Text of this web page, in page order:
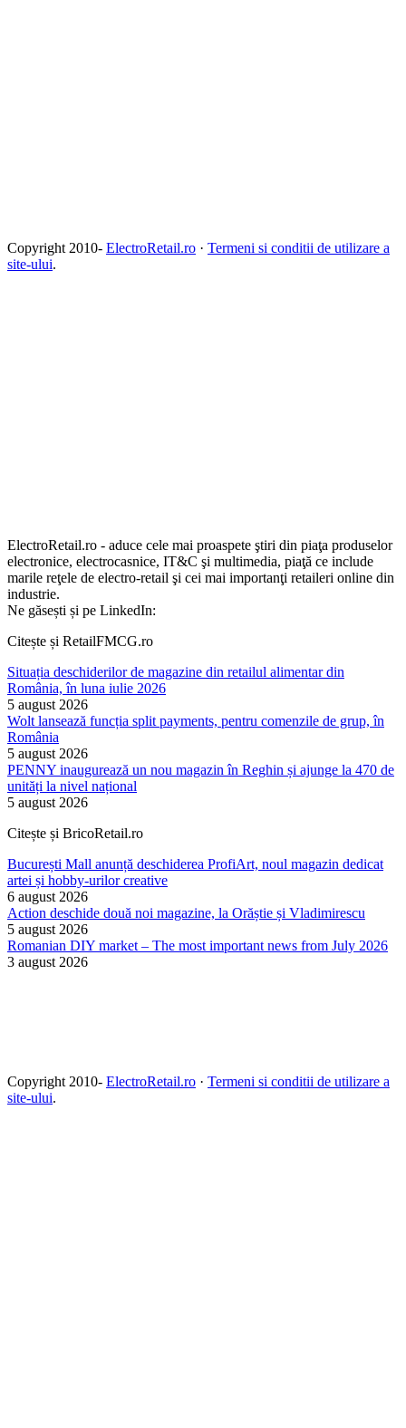
Copyright 2010- ElectroRetail.ro · Termeni si conditii de utilizare a
site-ului.
ElectroRetail.ro - aduce cele mai proaspete ştiri din piaţa produselor
electronice, electrocasnice, IT&C şi multimedia, piaţă ce include
marile reţele de electro-retail şi cei mai importanţi retaileri online din
industrie.
Ne găsești și pe LinkedIn:
Citește și RetailFMCG.ro
Situația deschiderilor de magazine din retailul alimentar din
România, în luna iulie 2026
5 august 2026
Wolt lansează funcția split payments, pentru comenzile de grup, în
România
5 august 2026
PENNY inaugurează un nou magazin în Reghin și ajunge la 470 de
unități la nivel național
5 august 2026
Citește și BricoRetail.ro
București Mall anunță deschiderea ProfiArt, noul magazin dedicat
artei și hobby-urilor creative
6 august 2026
Action deschide două noi magazine, la Orăștie și Vladimirescu
5 august 2026
Romanian DIY market – The most important news from July 2026
3 august 2026
Copyright 2010- ElectroRetail.ro · Termeni si conditii de utilizare a
site-ului.